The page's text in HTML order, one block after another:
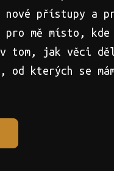
nové přístupy a
pro mě místo,
v tom, jak věci
od kterých se